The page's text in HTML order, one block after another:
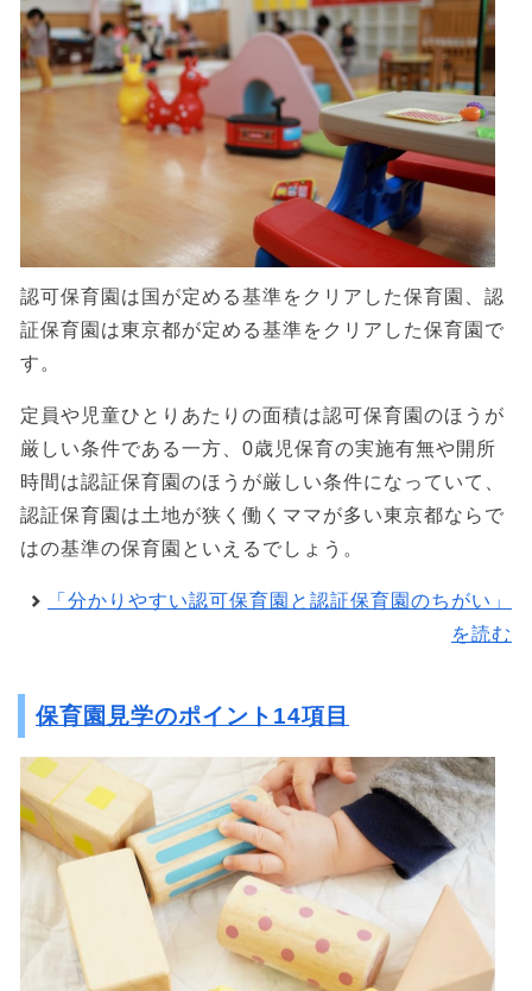
認可保育園は国が定める基準をクリアした保育園、認
証保育園は東京都が定める基準をクリアした保育園で
す。
定員や児童ひとりあたりの面積は認可保育園のほうが
厳しい条件である一方、0歳児保育の実施有無や開所
時間は認証保育園のほうが厳しい条件になっていて、
認証保育園は土地が狭く働くママが多い東京都ならで
はの基準の保育園といえるでしょう。
「分かりやすい認可保育園と認証保育園のちがい」
を読む
保育園見学のポイント14項目